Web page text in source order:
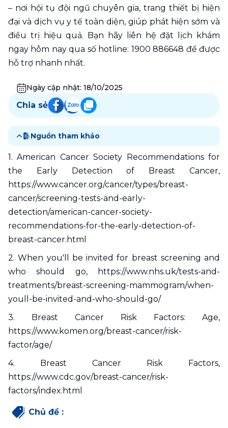
– nơi hội tụ đội ngũ chuyên gia, trang thiết bị hiện
đại và dịch vụ y tế toàn diện, giúp phát hiện sớm và
điều trị hiệu quả. Bạn hãy liên hệ đặt lịch khám
ngay hôm nay qua số hotline: 1900 886648 để được
hỗ trợ nhanh nhất.
Ngày cập nhật: 18/10/2025
Chia sẻ
Nguồn tham khảo
1. American Cancer Society Recommendations for
the Early Detection of Breast Cancer,
https://www.cancer.org/cancer/types/breast-
cancer/screening-tests-and-early-
detection/american-cancer-society-
recommendations-for-the-early-detection-of-
breast-cancer.html
2. When you'll be invited for breast screening and
who should go, https://www.nhs.uk/tests-and-
treatments/breast-screening-mammogram/when-
youll-be-invited-and-who-should-go/
3. Breast Cancer Risk Factors: Age,
https://www.komen.org/breast-cancer/risk-
factor/age/
4. Breast Cancer Risk Factors,
https://www.cdc.gov/breast-cancer/risk-
factors/index.html
Chủ đề :